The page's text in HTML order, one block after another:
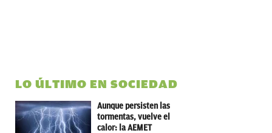
LO ÚLTIMO EN SOCIEDAD
Aunque persisten las
tormentas, vuelve el
calor: la AEMET